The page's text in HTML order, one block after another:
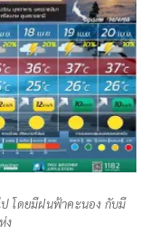
ป โดยมีฝนฟ้าคะนอง กับมี
ง